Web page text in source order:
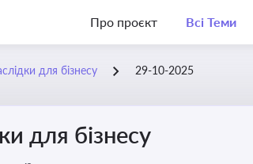
Про проєкт Всі Теми
для бізнесу 29-10-2025
для бізнесу